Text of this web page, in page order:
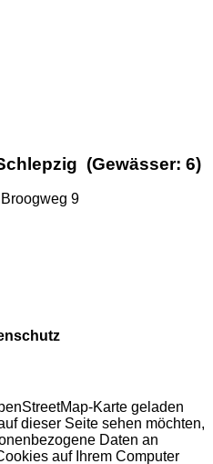
(Gewässer: 6)
9
Karte geladen
dieser Seite sehen möchten,
Daten an
auf Ihrem Computer